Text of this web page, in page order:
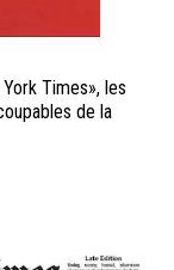
Times», les
de la